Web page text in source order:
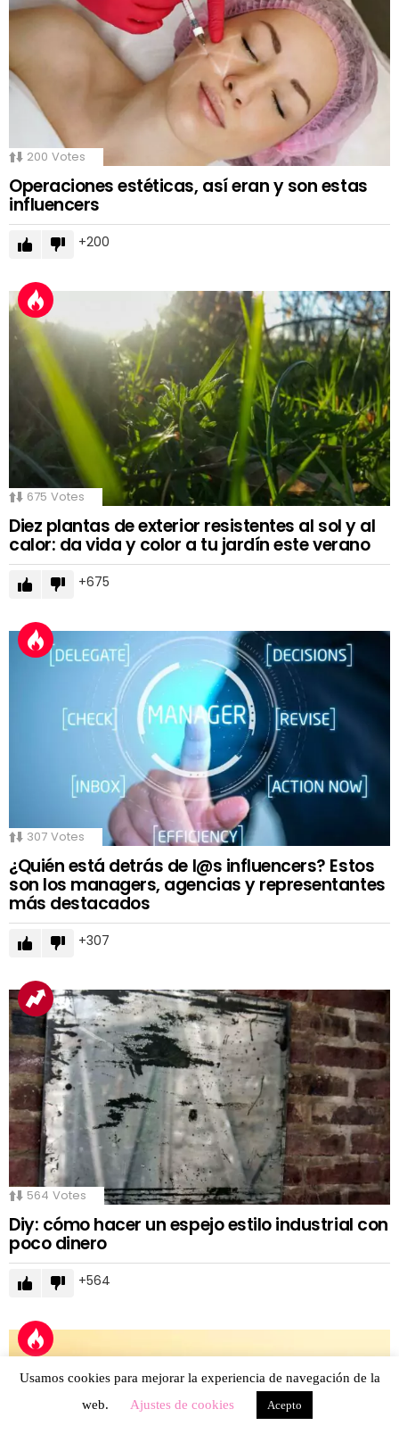
200 Votes
Operaciones estéticas, así eran y son estas
influencers
200
675 Votes
Diez plantas de exterior resistentes al sol y al
calor: da vida y color a tu jardín este verano
675
307 Votes
¿Quién está detrás de l@s influencers? Estos
son los managers, agencias y representantes
más destacados
307
564 Votes
Diy: cómo hacer un espejo estilo industrial con
poco dinero
564
Usamos cookies para mejorar la experiencia de navegación de la
web.
Ajustes de cookies Acepto